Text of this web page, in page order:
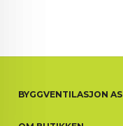
BYGGVENTILASJON AS